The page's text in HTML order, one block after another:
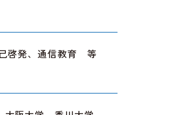
啓発、通信教育 等